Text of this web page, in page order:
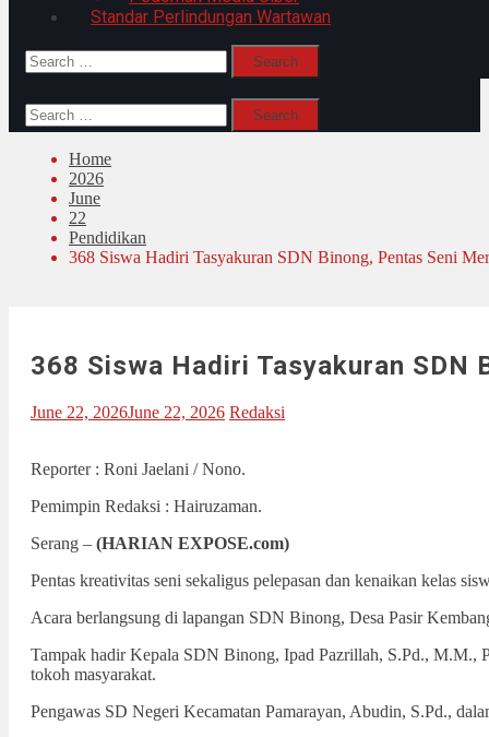
Standar Perlindungan Wartawan
Search
for:
Search
for:
Home
2026
June
22
Pendidikan
368 Siswa Hadiri Tasyakuran SDN Binong, Pentas Seni
368 Siswa Hadiri Tasyakuran SDN
June 22, 2026June 22, 2026 Redaksi
Reporter : Roni Jaelani / Nono.
Pemimpin Redaksi : Hairuzaman.
Serang – (HARIAN EXPOSE.com)
Pentas kreativitas seni sekaligus pelepasan dan kenaikan kelas
Acara berlangsung di lapangan SDN Binong, Desa Pasir
Tampak hadir Kepala SDN Binong, Ipad Pazrillah, S.Pd., M.M.,
tokoh masyarakat.
Pengawas SD Negeri Kecamatan Pamarayan, Abudin, S.Pd.,